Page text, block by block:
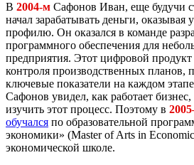
В 2004-м Сафонов Иван, еще будучи
начал зарабатывать деньги, оказывая
профилю. Он оказался в команде
программного обеспечения для
предприятия. Этот цифровой
контроля производственных планов,
ключевые показатели на каждом
Сафонов увидел, как работает
изучить этот процесс. Поэтому в
обучался по образовательной
экономики» (Master of Arts in
экономической школе.